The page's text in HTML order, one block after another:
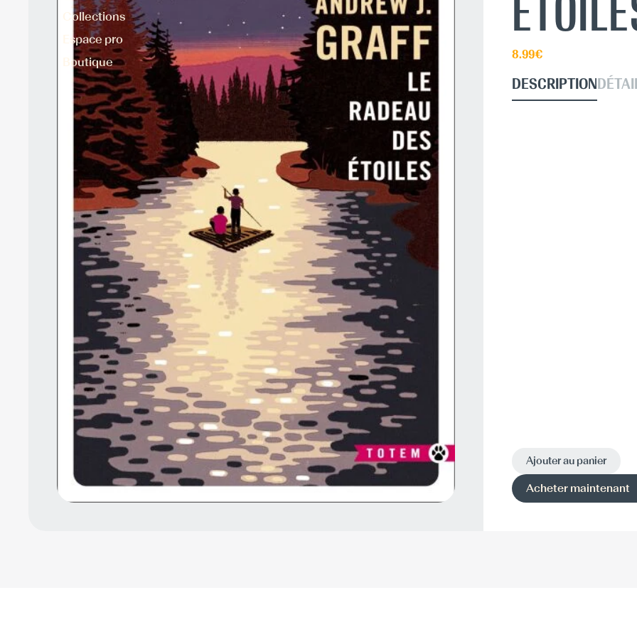
Collections
Espace pro
Boutique
8.99€
DESCRIPTION
Ajouter au panier
Acheter maintenant